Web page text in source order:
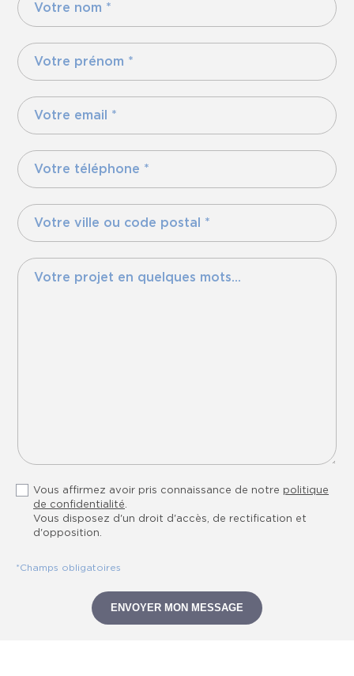
Vous affirmez avoir pris connaissance de notre politique
de confidentialité.
Vous disposez d'un droit d'accès, de rectification et
d'opposition.
*Champs obligatoires
ENVOYER MON MESSAGE